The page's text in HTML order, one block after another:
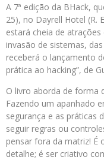
A 7ª edição da BHack,
25), no Dayrell Hotel (R.
estará cheia de
invasão de sistemas,
receberá o lançamento
prática ao hacking”, de
O livro aborda de forma
Fazendo um apanhado
segurança e as práticas
seguir regras ou
pensar fora da matriz! É
detalhe; é ser criativo